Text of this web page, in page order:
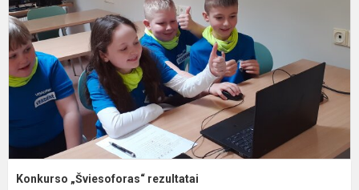
Konkurso „Šviesoforas“ rezultatai